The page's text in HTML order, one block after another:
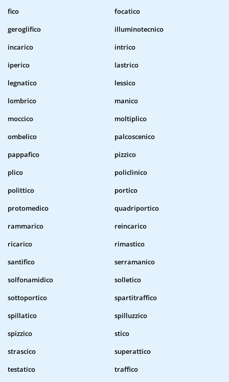
fico
focatico
geroglifico
illuminotecnico
incarico
intrico
iperico
lastrico
legnatico
lessico
lombrico
manico
moccico
moltiplico
ombelico
palcoscenico
pappafico
pizzico
plico
policlinico
polittico
portico
protomedico
quadriportico
rammarico
reincarico
ricarico
rimastico
santifico
serramanico
solfonamidico
solletico
sottoportico
spartitraffico
spillatico
spilluzzico
spizzico
stico
strascico
superattico
testatico
traffico